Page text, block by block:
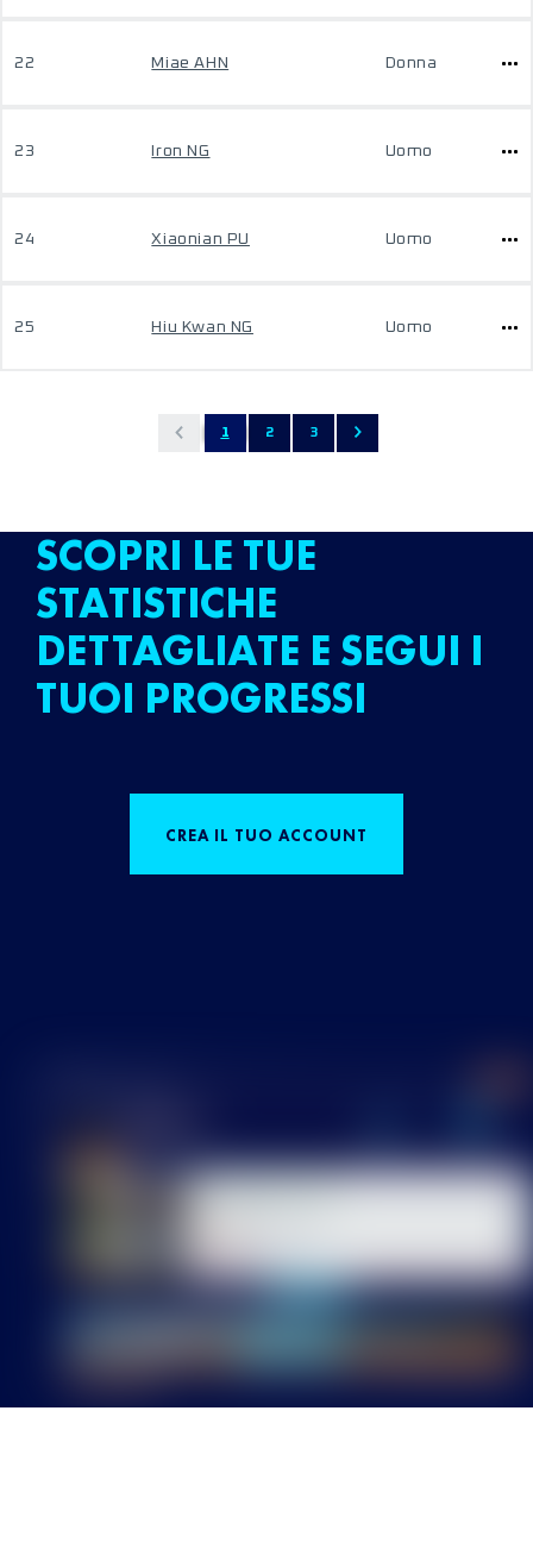
22 Miae AHN Donna
23 Iron NG Uomo
24 Xiaonian PU Uomo
25 Hiu Kwan NG Uomo
1 2 3
SCOPRI LE TUE
STATISTICHE
DETTAGLIATE E SEGUI I
TUOI PROGRESSI
CREA IL TUO ACCOUNT